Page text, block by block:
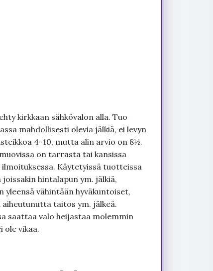
kirkkaan sähkövalon alla. Tuo
mahdollisesti olevia jälkiä, ei levyn
4-10, mutta alin arvio on 8½.
on tarrasta tai kansissa
Käytetyissä tuotteissa
hintalapun ym. jälkiä,
vähintään hyväkuntoiset,
taitos ym. jälkeä.
saattaa valo heijastaa molemmin
vikaa.